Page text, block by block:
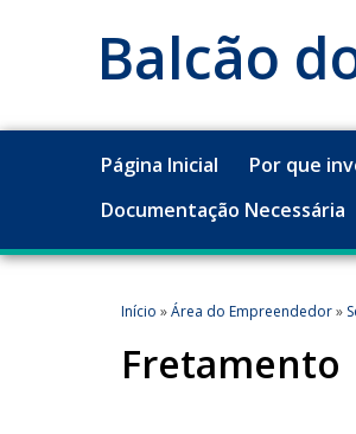
Balcão
Página Inicial Por que
Documentação Necessária
Início »Área do Empreendedor»
Fretamento